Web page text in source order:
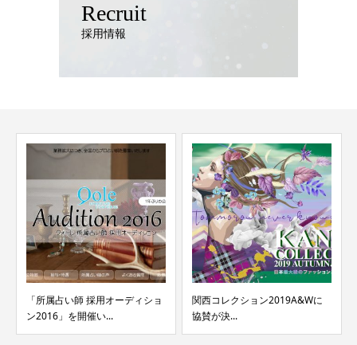
Recruit
採用情報
「所属占い師 採用オーディショ
ン2016」を開催い...
関西コレクション2019A&Wに
協賛が決...